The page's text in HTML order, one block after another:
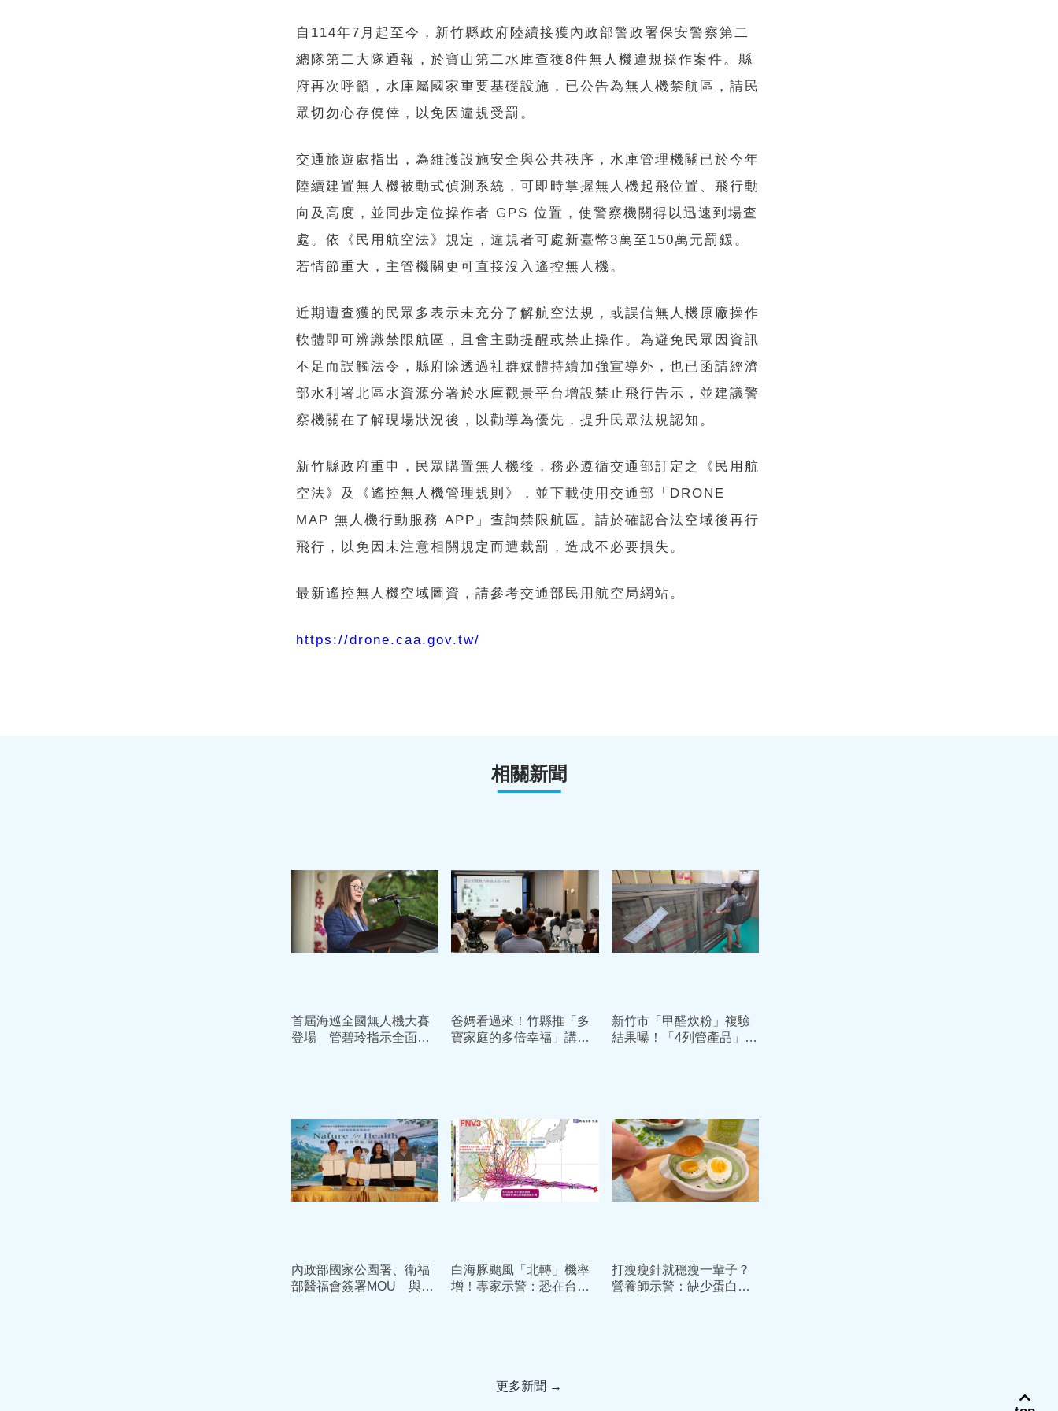
自114年7月起至今，新竹縣政府陸續接獲內政部警政署保安警察第二
總隊第二大隊通報，於寶山第二水庫查獲8件無人機違規操作案件。縣
府再次呼籲，水庫屬國家重要基礎設施，已公告為無人機禁航區，請民
眾切勿心存僥倖，以免因違規受罰。
交通旅遊處指出，為維護設施安全與公共秩序，水庫管理機關已於今年
陸續建置無人機被動式偵測系統，可即時掌握無人機起飛位置、飛行動
向及高度，並同步定位操作者 GPS 位置，使警察機關得以迅速到場查
處。依《民用航空法》規定，違規者可處新臺幣3萬至150萬元罰鍰。
若情節重大，主管機關更可直接沒入遙控無人機。
近期遭查獲的民眾多表示未充分了解航空法規，或誤信無人機原廠操作
軟體即可辨識禁限航區，且會主動提醒或禁止操作。為避免民眾因資訊
不足而誤觸法令，縣府除透過社群媒體持續加強宣導外，也已函請經濟
部水利署北區水資源分署於水庫觀景平台增設禁止飛行告示，並建議警
察機關在了解現場狀況後，以勸導為優先，提升民眾法規認知。
新竹縣政府重申，民眾購置無人機後，務必遵循交通部訂定之《民用航
空法》及《遙控無人機管理規則》，並下載使用交通部「DRONE
MAP 無人機行動服務 APP」查詢禁限航區。請於確認合法空域後再行
飛行，以免因未注意相關規定而遭裁罰，造成不必要損失。
最新遙控無人機空域圖資，請參考交通部民用航空局網站。
https://drone.caa.gov.tw/
相關新聞
首屆海巡全國無人機大賽
登場 管碧玲指示全面打
爸媽看過來！竹縣推「多
寶家庭的多倍幸福」講
新竹市「甲醛炊粉」複驗
結果曝！「4列管產品」還
內政部國家公園署、衛福
部醫福會簽署MOU 與26
白海豚颱風「北轉」機率
增！專家示警：恐在台灣
打瘦瘦針就穩瘦一輩子？
營養師示警：缺少蛋白質
更多新聞 →